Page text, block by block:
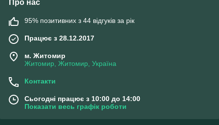
Про нас
95% позитивних з 44 відгуків за рік
Працює з 28.12.2017
м. Житомир
Житомир, Житомир, Україна
Контакти
Сьогодні працює з 10:00 до 14:00
Показати весь графік роботи